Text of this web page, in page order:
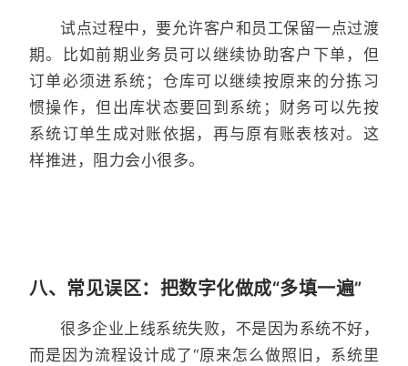
试点过程中，要允许客户和员工保留一点过渡
期。比如前期业务员可以继续协助客户下单，但
订单必须进系统；仓库可以继续按原来的分拣习
惯操作，但出库状态要回到系统；财务可以先按
系统订单生成对账依据，再与原有账表核对。这
样推进，阻力会小很多。
八、常见误区：把数字化做成“多填一遍”
很多企业上线系统失败，不是因为系统不好，
而是因为流程设计成了“原来怎么做照旧，系统里